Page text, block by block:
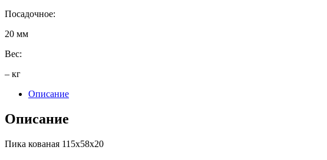
Посадочное:
20 мм
Вес:
– кг
Описание
Описание
Пика кованая 115х58х20